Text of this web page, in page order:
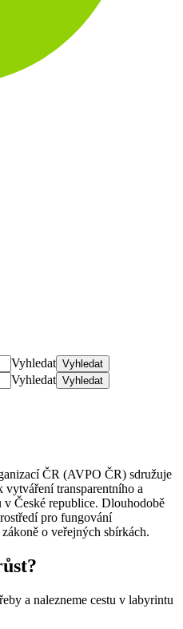
Vyhledat Vyhledat
Vyhledat Vyhledat
ČR (AVPO ČR) sdružuje
vytváření transparentního a
České republice. Dlouhodobě
pro fungování
o veřejných sbírkách.
a nalezneme cestu v labyrintu